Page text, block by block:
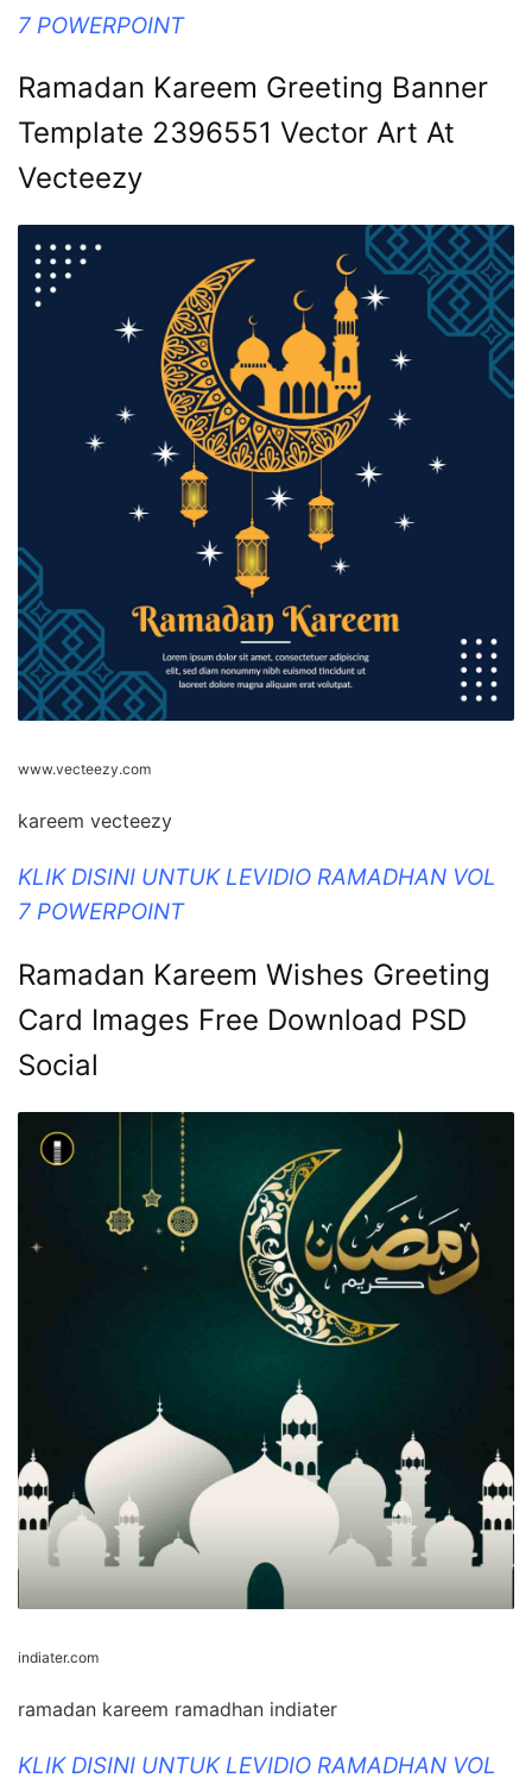
7 POWERPOINT
Ramadan Kareem Greeting Banner
Template 2396551 Vector Art At
Vecteezy
www.vecteezy.com
kareem vecteezy
KLIK DISINI UNTUK LEVIDIO RAMADHAN VOL
7 POWERPOINT
Ramadan Kareem Wishes Greeting
Card Images Free Download PSD
Social
indiater.com
ramadan kareem ramadhan indiater
KLIK DISINI UNTUK LEVIDIO RAMADHAN VOL